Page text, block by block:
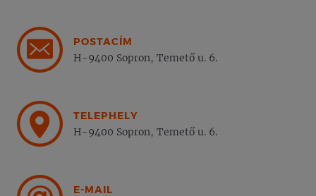
POSTACÍM
H-9400 Sopron, Temető u. 6.
TELEPHELY
H-9400 Sopron, Temető u. 6.
E-MAIL